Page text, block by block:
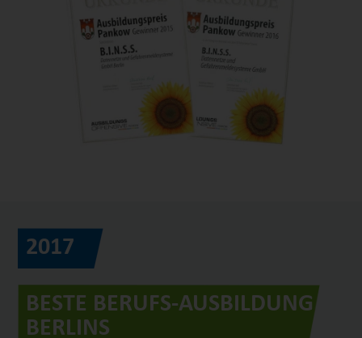
2017
BESTE BERUFS-AUSBILDUNG
BERLINS